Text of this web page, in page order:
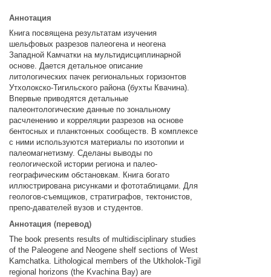
Аннотация
Книга посвящена результатам изучения
шельфовых разрезов палеогена и неогена
Западной Камчатки на мультидисциплинарной
основе. Дается детальное описание
литологических пачек региональных горизонтов
Утхолокско-Тигильского района (бухты Квачина).
Впервые приводятся детальные
палеонтологические данные по зональному
расчленению и корреляции разрезов на основе
бентосных и планктонных сообществ. В комплексе
с ними используются материалы по изотопии и
палеомагнетизму. Сделаны выводы по
геологической истории региона и палео-
географическим обстановкам. Книга богато
иллюстрирована рисунками и фототаблицами. Для
геологов-съемщиков, стратиграфов, тектонистов,
препо-давателей вузов и студентов.
Аннотация (перевод)
The book presents results of multidisciplinary studies
of the Paleogene and Neogene shelf sections of West
Kamchatka. Lithological members of the Utkholok-Tigil
regional horizons (the Kvachina Bay) are